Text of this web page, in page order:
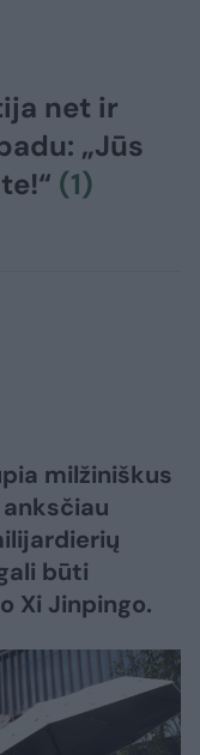
net ir
„Jūs
(1)
milžiniškus
būti
Xi Jinpingo.